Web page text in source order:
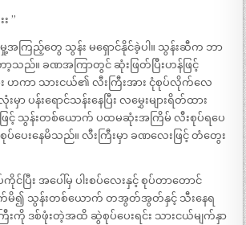
”
ကြည့်တွေ သွန်း မရှောင်နိုင်ခဲ့ပါ။ သွန်းဆီက ဘာ
သည်။ ခဏအကြာတွင် ဆုံးဖြတ်ပြီးဟန်ဖြင့်
း ဟကာ သားငယ်၏ လီးကြီးအား ငုံစုပ်လိုက်လေ
ာ ပန်းရောင်သန်းနေပြီး လမွှေးများရိတ်ထား
ြင့် သွန်းတစ်ယောက် ပထမဆုံးအကြိမ် လီးစုပ်ရပေ
ပေးနေမိသည်။ လီးကြီးမှာ ခဏလေးဖြင့် တံတွေး
ပြီး အပေါ်မှ ပါးစပ်လေးနှင့် စုပ်တာတောင်
က်မိ၍ သွန်းတစ်ယောက် တအွတ်အွတ်နှင့် သီးနေရ
းကို ဒစ်ဖုံးတဲ့အထိ ဆွဲစုပ်ပေးရင်း သားငယ်မျက်နှာ